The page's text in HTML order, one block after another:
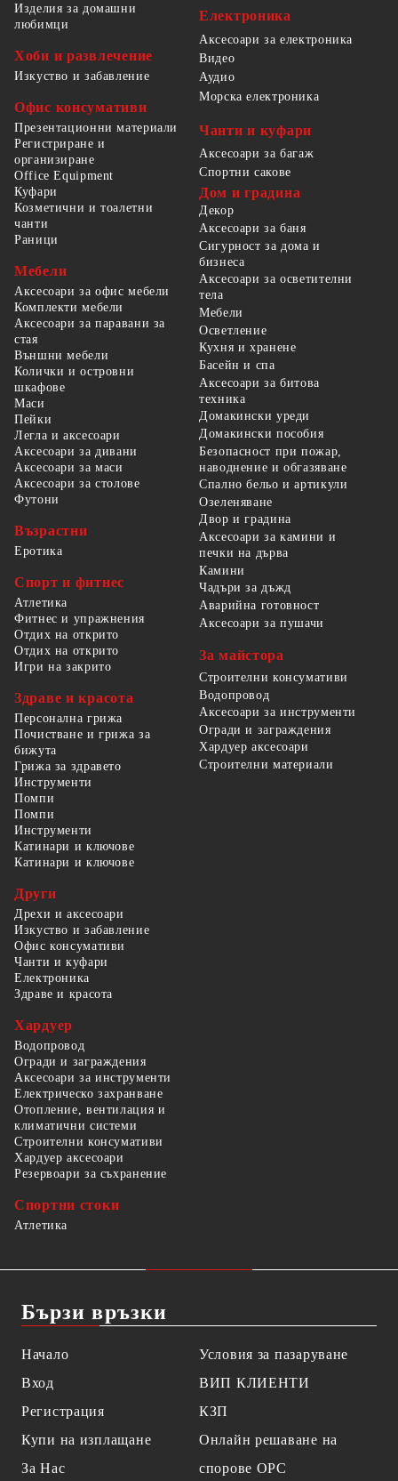
Изделия за домашни
любимци
Хоби и развлечение
Изкуство и забавление
Офис консумативи
Презентационни материали
Регистриране и
организиране
Office Equipment
Електроника
Аксесоари за електроника
Видео
Аудио
Морска електроника
Чанти и куфари
Аксесоари за багаж
Спортни сакове
Куфари
Козметични и тоалетни
чанти
Раници
Мебели
Аксесоари за офис мебели
Комплекти мебели
Аксесоари за паравани за
стая
Външни мебели
Колички и островни
шкафове
Маси
Пейки
Легла и аксесоари
Аксесоари за дивани
Аксесоари за маси
Аксесоари за столове
Футони
Възрастни
Еротика
Спорт и фитнес
Атлетика
Фитнес и упражнения
Отдих на открито
Отдих на открито
Игри на закрито
Здраве и красота
Персонална грижа
Почистване и грижа за
бижута
Грижа за здравето
Дом и градина
Декор
Аксесоари за баня
Сигурност за дома и
бизнеса
Аксесоари за осветителни
тела
Мебели
Осветление
Кухня и хранене
Басейн и спа
Аксесоари за битова
техника
Домакински уреди
Домакински пособия
Безопасност при пожар,
наводнение и обгазяване
Спално бельо и артикули
Озеленяване
Двор и градина
Аксесоари за камини и
печки на дърва
Камини
Чадъри за дъжд
Аварийна готовност
Аксесоари за пушачи
За майстора
Строителни консумативи
Водопровод
Аксесоари за инструменти
Огради и заграждения
Хардуер аксесоари
Строителни материали
Инструменти
Помпи
Помпи
Инструменти
Катинари и ключове
Катинари и ключове
Други
Дрехи и аксесоари
Изкуство и забавление
Офис консумативи
Чанти и куфари
Електроника
Здраве и красота
Хардуер
Водопровод
Огради и заграждения
Аксесоари за инструменти
Електрическо захранване
Отопление, вентилация и
климатични системи
Строителни консумативи
Хардуер аксесоари
Резервоари за съхранение
Спортни стоки
Атлетика
Бързи връзки
Начало
Вход
Регистрация
Купи на изплащане
За Нас
Условия за пазаруване
ВИП КЛИЕНТИ
КЗП
Онлайн решаване на
спорове OPC